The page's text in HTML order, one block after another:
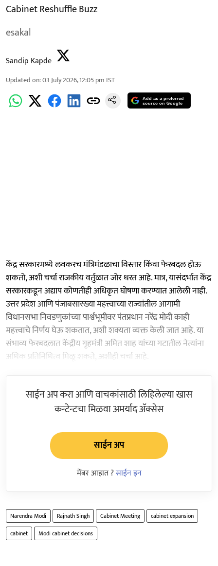
Cabinet Reshuffle Buzz
esakal
Sandip Kapde
Updated on:03 July 2026, 12:05 pm IST
Add as a preferred
source on Google
केंद्र सरकारमध्ये लवकरच मंत्रिमंडळाचा विस्तार किंवा फेरबदल होऊ
शकतो, अशी चर्चा राजकीय वर्तुळात जोर धरत आहे. मात्र, यासंदर्भात केंद्र
सरकारकडून अद्याप कोणतीही अधिकृत घोषणा करण्यात आलेली नाही.
उत्तर प्रदेश आणि पंजाबसारख्या महत्त्वाच्या राज्यांतील आगामी
विधानसभा निवडणुकांच्या पार्श्वभूमीवर पंतप्रधान नरेंद्र मोदी काही
महत्त्वाचे निर्णय घेऊ शकतात, अशी शक्यता व्यक्त केली जात आहे. या
संभाव्य फेरबदलात केंद्रीय गृहमंत्री अमित शाह यांच्या गटातील नेत्यांना
अधिक प्रतिनिधित्व मिळू शकते, अशीही चर्चा आहे.
साईन अप करा आणि वाचकांसाठी लिहिलेल्या खास
कन्टेन्टचा मिळवा अमर्याद ॲक्सेस
साईन अप
मेंबर आहात ?साईन इन
Narendra Modi Rajnath Singh Cabinet Meeting
cabinet expansion
cabinet
Modi cabinet decisions